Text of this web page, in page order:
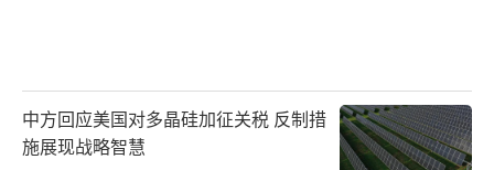
中方回应美国对多晶硅加征关税 反制措
施展现战略智慧